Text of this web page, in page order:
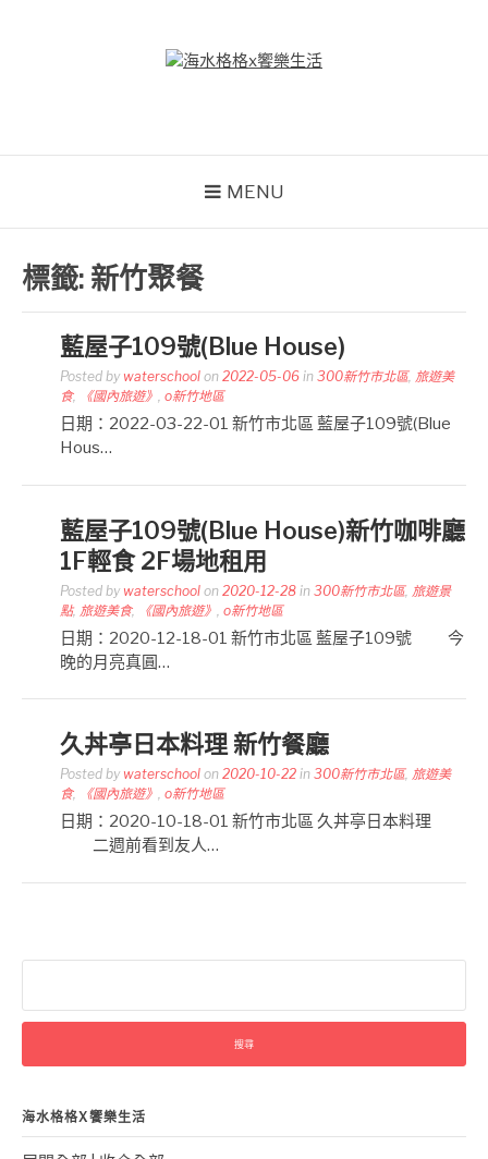
MENU
標籤: 新竹聚餐
藍屋子109號(Blue House)
Posted by waterschool on 2022-05-06 in 300新竹市北區, 旅遊美
食, 《國內旅遊》 , o新竹地區
日期：2022-03-22-01 新竹市北區 藍屋子109號(Blue
Hous…
藍屋子109號(Blue House)新竹咖啡廳
1F輕食 2F場地租用
Posted by waterschool on 2020-12-28 in 300新竹市北區, 旅遊景
點, 旅遊美食, 《國內旅遊》 o新竹地區
日期：2020-12-18-01 新竹市北區 藍屋子109號 今
晚的月亮真圓…
久丼亭日本料理 新竹餐廳
Posted by waterschool on 2020-10-22 in 300新竹市北區, 旅遊美
食, 《國內旅遊》 , o新竹地區
日期：2020-10-18-01 新竹市北區 久丼亭日本料理
二週前看到友人…
關
字:
海水格格X饗樂生活